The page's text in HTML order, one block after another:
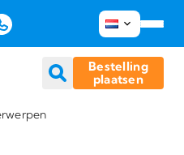
Bestelling
plaatsen